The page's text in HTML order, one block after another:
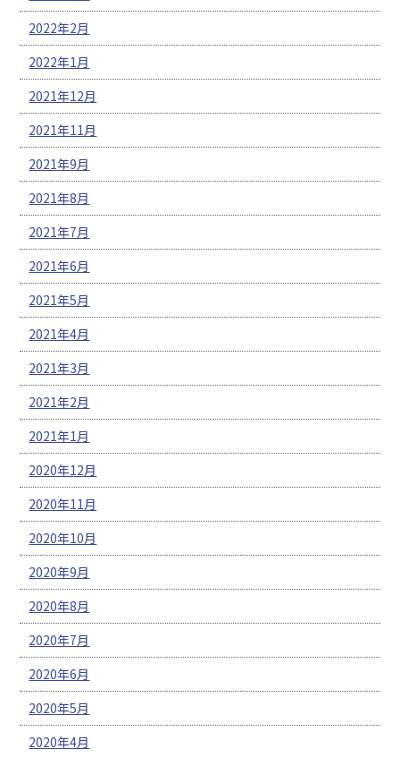
2022年2月
2022年1月
2021年12月
2021年11月
2021年9月
2021年8月
2021年7月
2021年6月
2021年5月
2021年4月
2021年3月
2021年2月
2021年1月
2020年12月
2020年11月
2020年10月
2020年9月
2020年8月
2020年7月
2020年6月
2020年5月
2020年4月